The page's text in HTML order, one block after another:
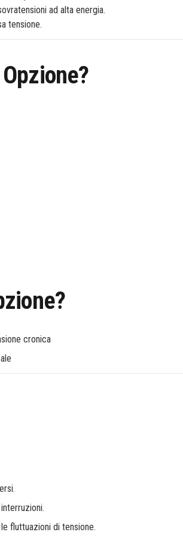
ad alta energia.
tensione.
cronica
fluttuazioni di tensione.